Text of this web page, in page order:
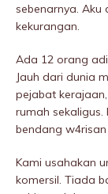
sebenarnya. Aku
kekurangan.
Ada 12 orang
Jauh dari dunia
pejabat
rumah
bendang
Kami usahakan
komersil. Tiada